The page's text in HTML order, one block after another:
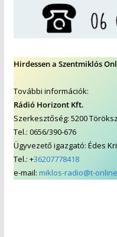
Hirdessen a Szentmiklós
További információk:
Rádió Horizont Kft.
Szerkesztőség: 5200
Tel.: 0656/390-676
Ügyvezető igazgató: Édes
Tel.: +36207778418
e-mail: miklos-radio@t-